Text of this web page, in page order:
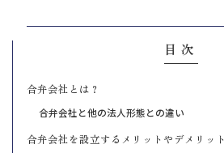
目次
合弁会社とは？
合弁会社と他の法人形態との違い
合弁会社を設立するメリットやデメリット